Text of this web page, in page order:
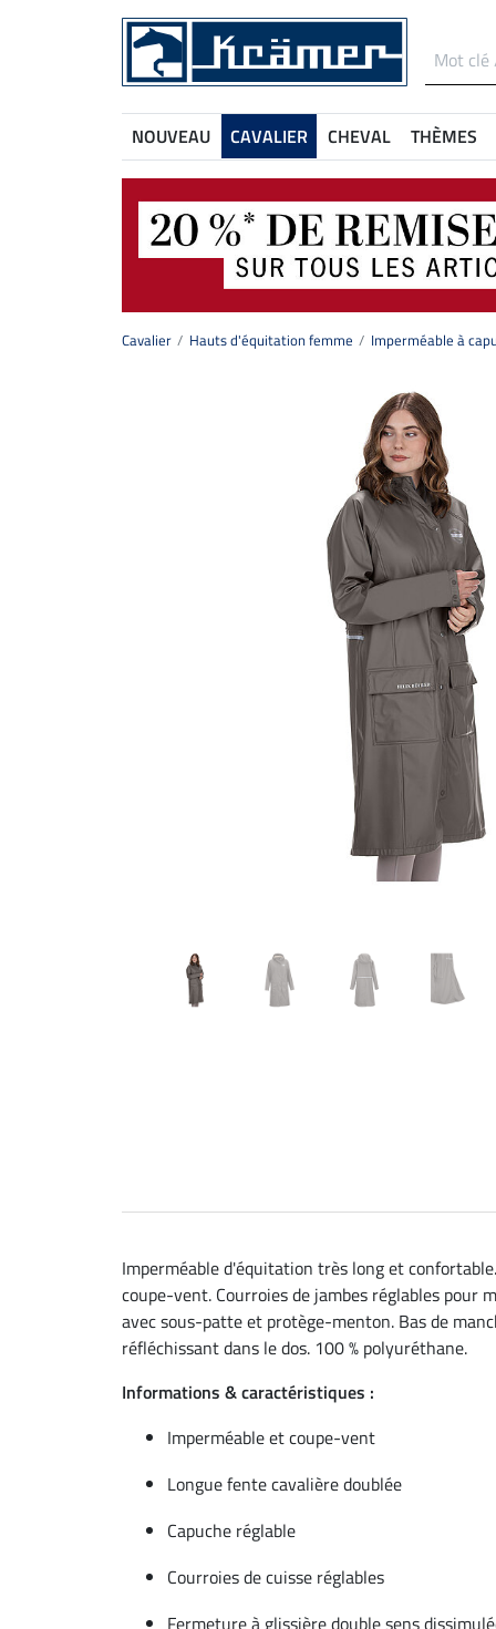
NOUVEAU CAVALIER CHEVAL THÈMES
Cavalier Hauts d'équitation femme Imperméable à
Imperméable d'équitation très long et
coupe-vent. Courroies de jambes réglables pour
avec sous-patte et protège-menton. Bas de
réfléchissant dans le dos. 100 % polyuréthane.
Informations & caractéristiques :
Imperméable et coupe-vent
Longue fente cavalière doublée
Capuche réglable
Courroies de cuisse réglables
Fermeture à glissière double sens